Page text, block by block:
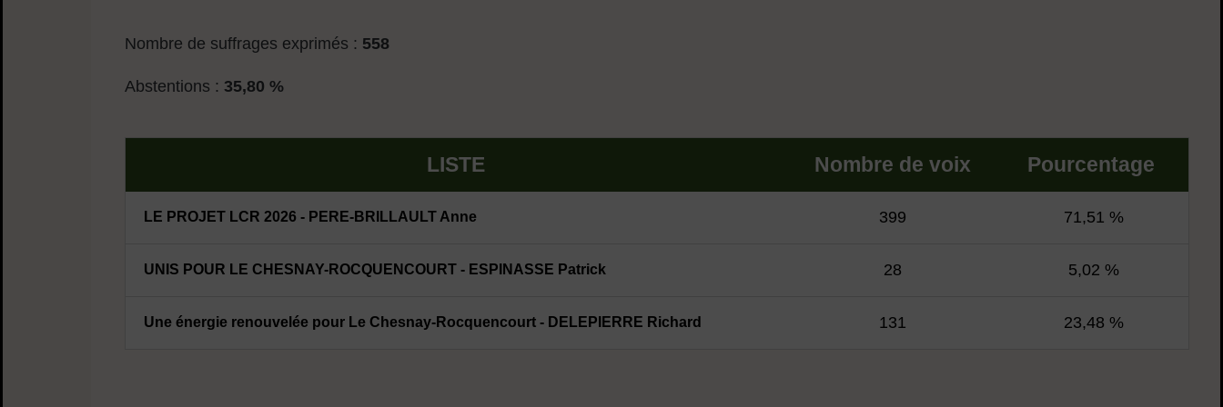
Nombre de suffrages exprimés : 558
Abstentions : 35,80 %
LISTE Nombre de voix Pourcentage
LE PROJET LCR 2026 - PERE-BRILLAULT Anne 399 71,51 %
UNIS POUR LE CHESNAY-ROCQUENCOURT - ESPINASSE Patrick 28 5,02 %
Une énergie renouvelée pour Le Chesnay-Rocquencourt - DELEPIERRE Richard 131 23,48 %